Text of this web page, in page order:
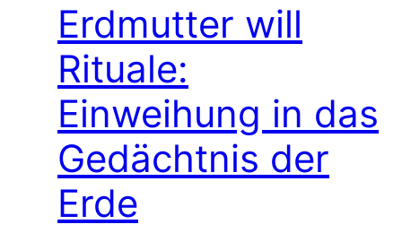
Erdmutter will
Rituale:
Einweihung in das
Gedächtnis der
Erde